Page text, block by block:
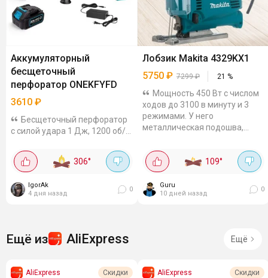
Аккумуляторный
бесщеточный
перфоратор ONEKFYFD
3610 ₽
Бесщеточный перфоратор
с силой удара 1 Дж, 1200 об/
патроном. В комплекте идут 2
аккумулятора и зарядное
совместим с...
306°
IgorAk
4 дня назад
0
Лобзик Makita 4329KX1
5750 ₽ 7299₽ 21 %
Мощность 450 Вт с числом
ходов до 3100 в минуту и 3
режимами. У него
металлическая подошва,
резиновыми вставками, сдув
опилок Лобзик режет и...
109°
Guru
10 дней назад
0
Ещё из AliExpress Ещё
AliExpress Скидки AliExpress Скидки